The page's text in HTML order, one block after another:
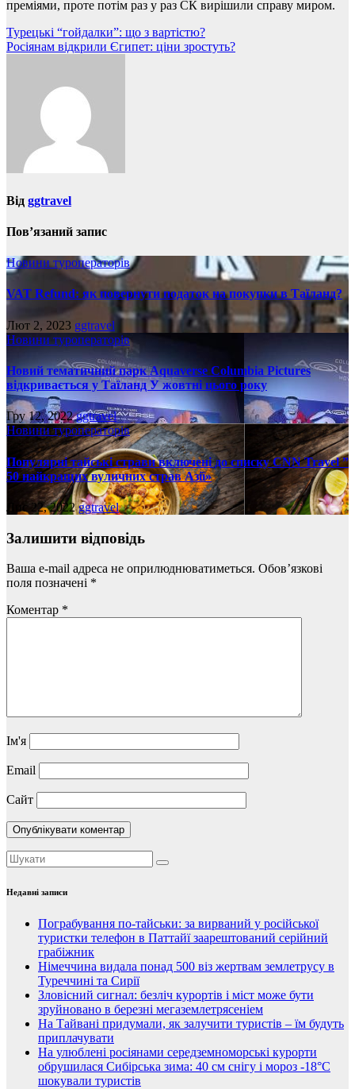
преміями, проте потім раз у раз СК вирішили справу миром.
Навігація
записів
Турецькі “гойдалки”: що з вартістю?
Росіянам відкрили Єгипет: ціни зростуть?
Від ggtravel
Пов’язаний запис
Новини туроператорів
VAT Refund: як повернути податок на покупки в Таїланд?
Лют 2, 2023 ggtravel
Новини туроператорів
Новий тематичний парк Aquaverse Columbia Pictures
відкривається у Таїланд У жовтні цього року
Гру 12, 2022ggtravel
Новини туроператорів
Популярні тайські страви включені до списку CNN Travel ”
50 найкращих вуличних страв Азії»
Лис 22, 2022ggtravel
Залишити відповідь
Ваша e-mail адреса не оприлюднюватиметься. Обов’язкові
поля позначені *
Коментар *
Ім'я
Email
Сайт
Недавні записи
Пограбування по-тайськи: за вирваний у російської
туристки телефон в Паттайї заарештований серійний
грабіжник
Німеччина видала понад 500 віз жертвам землетрусу в
Туреччині та Сирії
Зловісний сигнал: безліч курортів і міст може бути
зруйновано в березні мегаземлетрясеніем
На Тайвані придумали, як залучити туристів – їм будуть
приплачувати
На улюблені росіянами середземноморські курорти
обрушилася Сибірська зима: 40 см снігу і мороз -18°C
шокували туристів